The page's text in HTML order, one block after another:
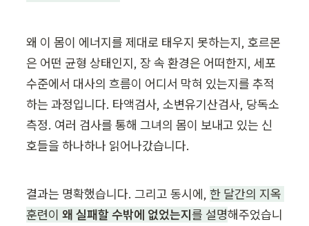
왜 이 몸이 에너지를 제대로 태우지 못하는지, 호르몬
은 어떤 균형 상태인지, 장 속 환경은 어떠한지, 세포
수준에서 대사의 흐름이 어디서 막혀 있는지를 추적
하는 과정입니다. 타액검사, 소변유기산검사, 당독소
측정. 여러 검사를 통해 그녀의 몸이 보내고 있는 신
호들을 하나하나 읽어나갔습니다.
결과는 명확했습니다. 그리고 동시에, 한 달간의 지옥
훈련이 왜 실패할 수밖에 없었는지를 설명해주었습니